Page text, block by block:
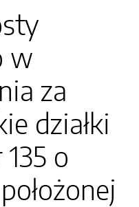
w
za
działki
o